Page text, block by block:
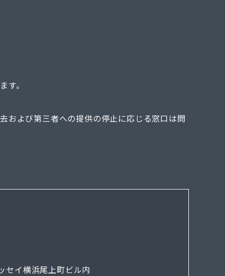
す。
および第三者への提供の停止に応じる窓口は問
セイ横浜尾上町ビル内